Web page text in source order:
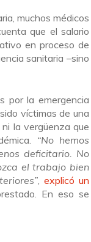
muchos médicos
que el salario
en proceso de
sanitaria –sino
por la emergencia
víctimas de una
la vergüenza que
“No hemos
deficitario. No
el trabajo bien
, explicó un
En eso se